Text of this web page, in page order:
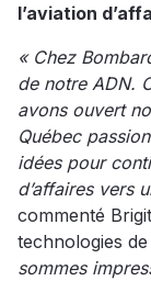
l’aviation
« Chez
de notre ADN.
avons ouvert
Québec
idées pour
d’affaires vers
commenté
technologies
sommes